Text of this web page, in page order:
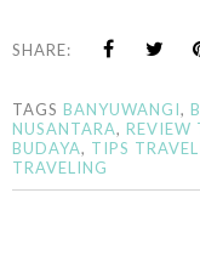
SHARE:
TAGS BANYUWANGI,
NUSANTARA, REVIEW
BUDAYA, TIPS
TRAVELING